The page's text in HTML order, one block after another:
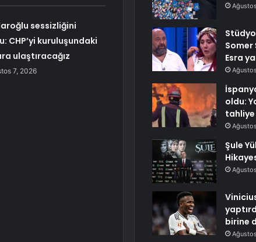
sessizliğini
CHP’yi kuruluşundaki
ulaştıracağız
7, 2026
Somer
Esra
oldu:
Şule
birine